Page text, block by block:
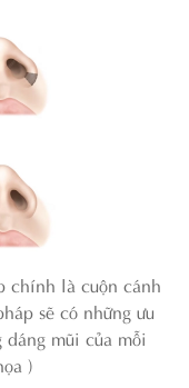
chính là cuộn cánh
sẽ có những ưu
mũi của mỗi
)